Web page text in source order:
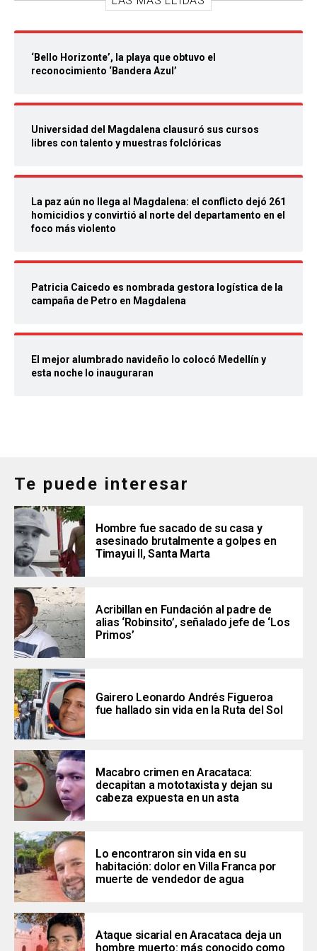
‘Bello Horizonte’, la playa que obtuvo el
reconocimiento ‘Bandera Azul’
Universidad del Magdalena clausuró sus cursos
libres con talento y muestras folclóricas
La paz aún no llega al Magdalena: el conflicto dejó 261
homicidios y convirtió al norte del departamento en el
foco más violento
Patricia Caicedo es nombrada gestora logística de la
campaña de Petro en Magdalena
El mejor alumbrado navideño lo colocó Medellín y
esta noche lo inauguraran
Te puede interesar
Hombre fue sacado de su casa y
asesinado brutalmente a golpes en
Timayui II, Santa Marta
Acribillan en Fundación al padre de
alias ‘Robinsito’, señalado jefe de ‘Los
Primos’
Gairero Leonardo Andrés Figueroa
fue hallado sin vida en la Ruta del Sol
Macabro crimen en Aracataca:
decapitan a mototaxista y dejan su
cabeza expuesta en un asta
Lo encontraron sin vida en su
habitación: dolor en Villa Franca por
muerte de vendedor de agua
Ataque sicarial en Aracataca deja un
hombre muerto: más conocido como